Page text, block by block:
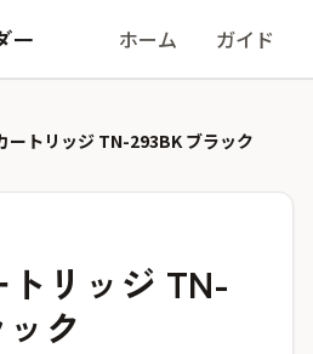
ー ホーム ガイド
ートリッジ TN-293BK ブラック
トリッジ TN-
ク